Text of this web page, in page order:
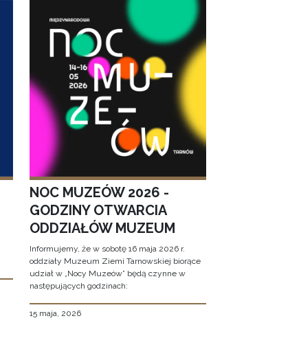
NOC MUZEÓW 2026 -
GODZINY OTWARCIA
ODDZIAŁÓW MUZEUM
Informujemy, że w sobotę 16 maja 2026 r.
oddziały Muzeum Ziemi Tarnowskiej biorące
udział w „Nocy Muzeów” będą czynne w
następujących godzinach:
15 maja, 2026